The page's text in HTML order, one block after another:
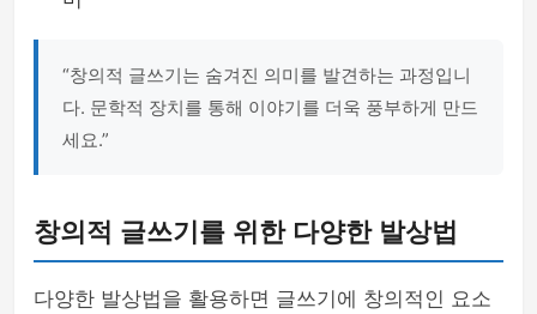
“창의적 글쓰기는 숨겨진 의미를 발견하는 과정입니
다. 문학적 장치를 통해 이야기를 더욱 풍부하게 만드
세요.”
창의적 글쓰기를 위한 다양한 발상법
다양한 발상법을 활용하면 글쓰기에 창의적인 요소